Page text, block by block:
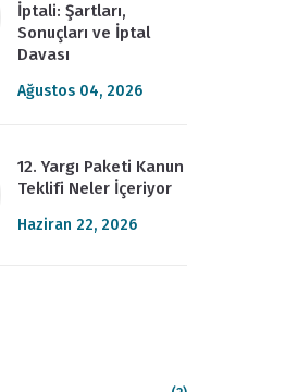
İptali: Şartları,
Sonuçları ve İptal
Davası
Ağustos 04, 2026
12. Yargı Paketi Kanun
Teklifi Neler İçeriyor
Haziran 22, 2026